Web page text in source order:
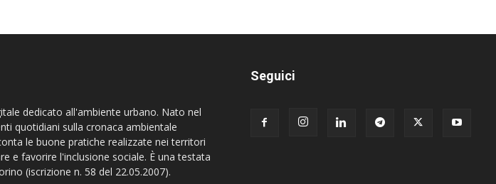
dedicato all'ambiente urbano. Nato nel
quotidiani sulla cronaca ambientale
le buone pratiche realizzate nei territori
e favorire l'inclusione sociale. È una testata
(iscrizione n. 58 del 22.05.2007).
Seguici